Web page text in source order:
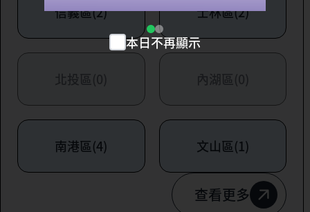
信義區(2) 士林區(2)
北投區(0) 內湖區(0)
南港區(4) 文山區(1)
查看更多
本日不再顯示